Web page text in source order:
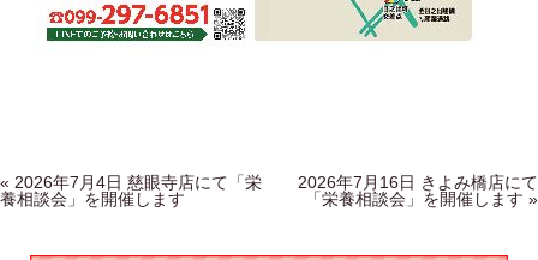
Post navigation
« 2026年7月4日 慈眼寺店にて「栄
養相談会」を開催します
2026年7月16日 きよみ橋店にて
「栄養相談会」を開催します »